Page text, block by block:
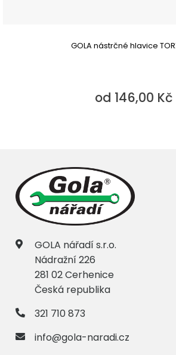
GOLA nástrčné hlavice
od 146,00 Kč
GOLA nářadí s.r.o.
Nádražní 226
281 02 Cerhenice
Česká republika
321 710 873
info@gola-naradi.cz